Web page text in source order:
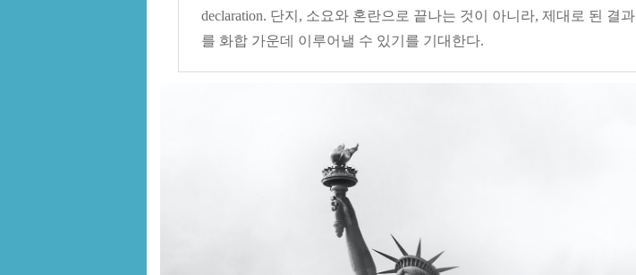
declaration. 단지, 소요와 혼란으로 끝나는 것이 아니라, 제대로 된 결과
를 화합 가운데 이루어낼 수 있기를 기대한다.